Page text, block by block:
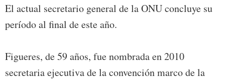
El actual secretario general de la ONU concluye su
período al final de este año.
Figueres, de 59 años, fue nombrada en 2010
secretaria ejecutiva de la convención marco de la